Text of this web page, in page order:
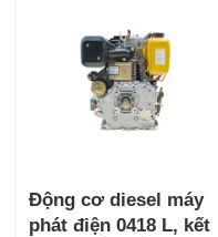
Động cơ diesel máy
phát điện 0418 L, kết